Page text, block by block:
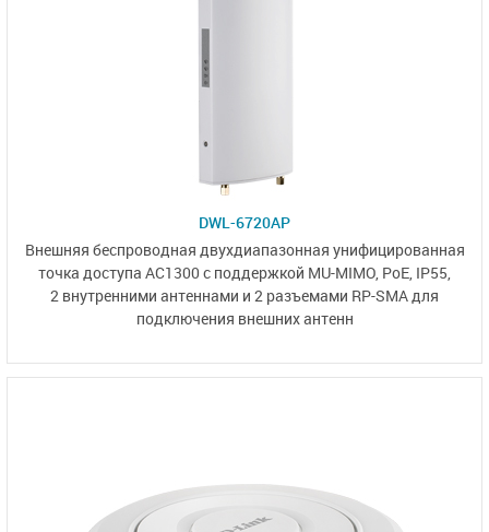
DWL-6720AP
Внешняя беспроводная двухдиапазонная унифицированная
точка доступа AC1300 с поддержкой MU-MIMO, PoE, IP55,
2 внутренними антеннами и 2 разъемами RP-SMA для
подключения внешних антенн